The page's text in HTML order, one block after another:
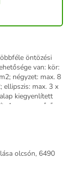
öntözési
van: kör:
négyzet: max. 8
ellipszis: max. 3 x
kiegyenlített
A szennyszűrő
mindenes.
használat. A
elforgatásával
felületetMobil
egyenetlen
olcsón, 6490